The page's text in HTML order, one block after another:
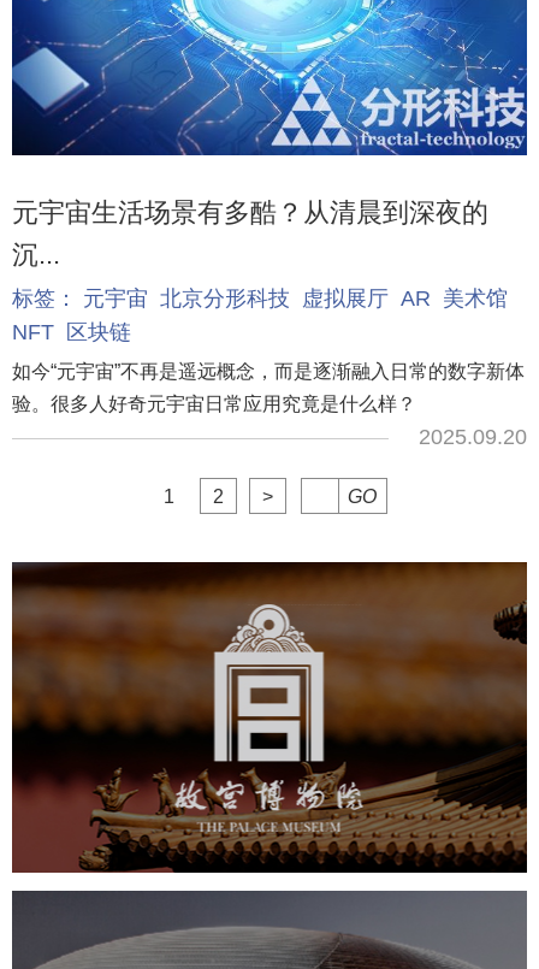
元宇宙生活场景有多酷？从清晨到深夜的
沉...
标签： 元宇宙 北京分形科技 虚拟展厅 AR 美术馆
NFT
区块链
如今“元宇宙”不再是遥远概念，而是逐渐融入日常的数字新体
验。很多人好奇元宇宙日常应用究竟是什么样？
2025.09.20
1 2 > GO
故宫博物院
文化艺术 博物馆 智慧博物馆
博物馆网站建设
景区网站建设
文创商城 万能专题 网站代运营